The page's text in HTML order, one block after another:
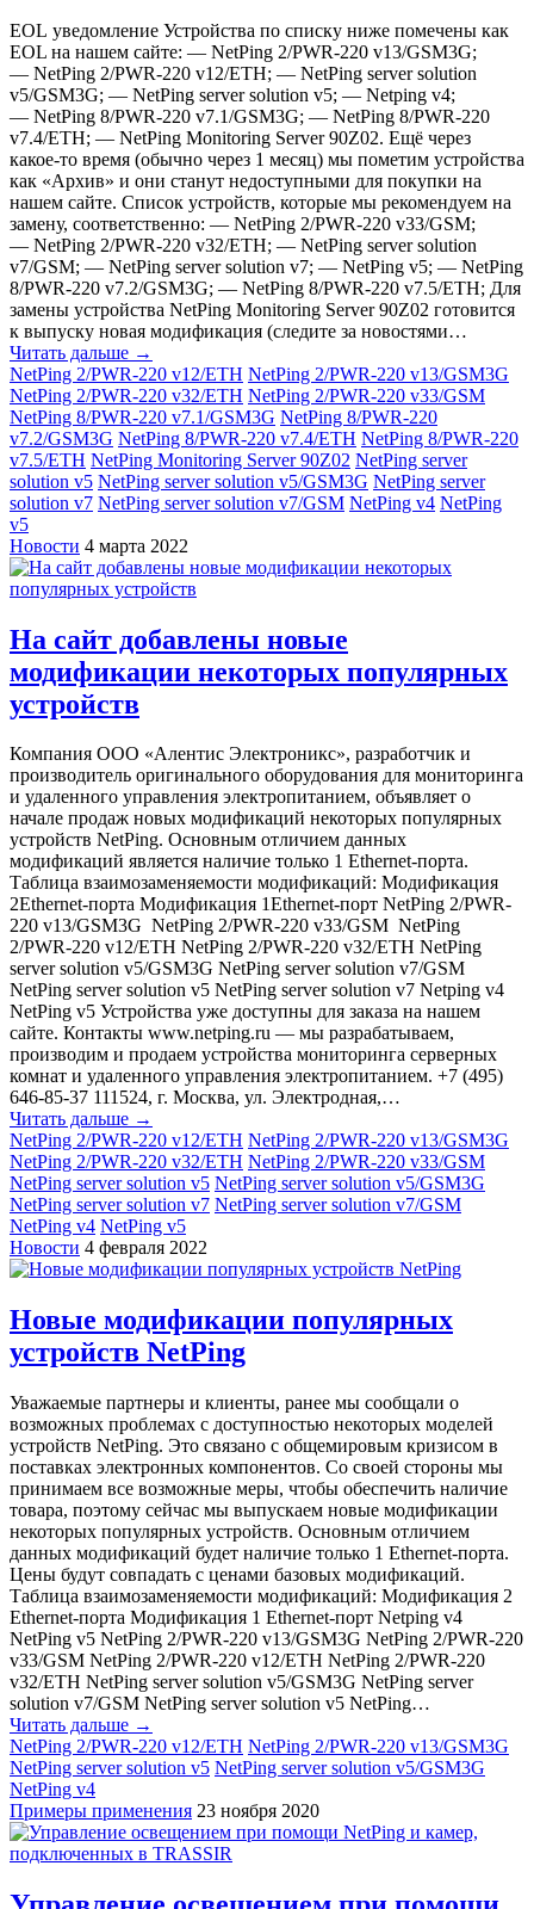
EOL уведомление Устройства по списку ниже помечены как
EOL на нашем сайте: — NetPing 2/PWR-220 v13/GSM3G;
— NetPing 2/PWR-220 v12/ETH; — NetPing server solution
v5/GSM3G; — NetPing server solution v5; — Netping v4;
— NetPing 8/PWR-220 v7.1/GSM3G; — NetPing 8/PWR-220
v7.4/ETH; — NetPing Monitoring Server 90Z02. Ещё через
какое-то время (обычно через 1 месяц) мы пометим устройства
как «‎Архив» и они станут недоступными для покупки на
нашем сайте. Список устройств, которые мы рекомендуем на
замену, соответственно: — NetPing 2/PWR-220 v33/GSM;
— NetPing 2/PWR-220 v32/ETH; — NetPing server solution
v7/GSM; — NetPing server solution v7; — NetPing v5; — NetPing
8/PWR-220 v7.2/GSM3G; — NetPing 8/PWR-220 v7.5/ETH; Для
замены устройства NetPing Monitoring Server 90Z02 готовится
к выпуску новая модификация (следите за новостями…
Читать дальше →
NetPing 2/PWR-220 v12/ETH NetPing 2/PWR-220 v13/GSM3G
NetPing 2/PWR-220 v32/ETH NetPing 2/PWR-220 v33/GSM
NetPing 8/PWR-220 v7.1/GSM3G NetPing 8/PWR-220
v7.2/GSM3G NetPing 8/PWR-220 v7.4/ETH NetPing 8/PWR-220
v7.5/ETH NetPing Monitoring Server 90Z02 NetPing server
solution v5 NetPing server solution v5/GSM3G NetPing server
solution v7 NetPing server solution v7/GSM NetPing v4 NetPing
v5
Новости 4 марта 2022
На сайт добавлены новые
модификации некоторых популярных
устройств
Компания ООО «Алентис Электроникс», разработчик и
производитель оригинального оборудования для мониторинга
и удаленного управления электропитанием, объявляет о
начале продаж новых модификаций некоторых популярных
устройств NetPing. Основным отличием данных
модификаций является наличие только 1 Ethernet-порта.
Таблица взаимозаменяемости модификаций: Модификация
2Ethernet-порта Модификация 1Ethernet-порт NetPing 2/PWR-
220 v13/GSM3G NetPing 2/PWR-220 v33/GSM NetPing
2/PWR-220 v12/ETH NetPing 2/PWR-220 v32/ETH NetPing
server solution v5/GSM3G NetPing server solution v7/GSM
NetPing server solution v5 NetPing server solution v7 Netping v4
NetPing v5 Устройства уже доступны для заказа на нашем
сайте. Контакты www.netping.ru — мы разрабатываем,
производим и продаем устройства мониторинга серверных
комнат и удаленного управления электропитанием. +7 (495)
646-85-37 111524, г. Москва, ул. Электродная,…
Читать дальше →
NetPing 2/PWR-220 v12/ETH NetPing 2/PWR-220 v13/GSM3G
NetPing 2/PWR-220 v32/ETH NetPing 2/PWR-220 v33/GSM
NetPing server solution v5 NetPing server solution v5/GSM3G
NetPing server solution v7 NetPing server solution v7/GSM
NetPing v4 NetPing v5
Новости 4 февраля 2022
Новые модификации популярных
устройств NetPing
Уважаемые партнеры и клиенты, ранее мы сообщали о
возможных проблемах с доступностью некоторых моделей
устройств NetPing. Это связано с общемировым кризисом в
поставках электронных компонентов. Со своей стороны мы
принимаем все возможные меры, чтобы обеспечить наличие
товара, поэтому сейчас мы выпускаем новые модификации
некоторых популярных устройств. Основным отличием
данных модификаций будет наличие только 1 Ethernet-порта.
Цены будут совпадать с ценами базовых модификаций.
Таблица взаимозаменяемости модификаций: Модификация 2
Ethernet-порта Модификация 1 Ethernet-порт Netping v4
NetPing v5 NetPing 2/PWR-220 v13/GSM3G NetPing 2/PWR-220
v33/GSM NetPing 2/PWR-220 v12/ETH NetPing 2/PWR-220
v32/ETH NetPing server solution v5/GSM3G NetPing server
solution v7/GSM NetPing server solution v5 NetPing…
Читать дальше →
NetPing 2/PWR-220 v12/ETH NetPing 2/PWR-220 v13/GSM3G
NetPing server solution v5 NetPing server solution v5/GSM3G
NetPing v4
Примеры применения 23 ноября 2020